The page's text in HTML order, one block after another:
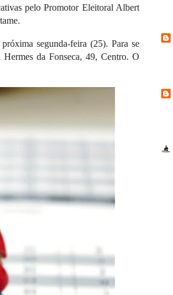
pelo Promotor Eleitoral Albert
segunda-feira (25). Para se
Hermes da Fonseca, 49, Centro. O